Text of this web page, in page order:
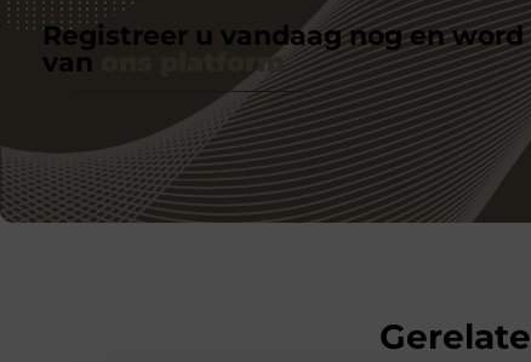
Registreer u vandaag nog en
van
ons platform